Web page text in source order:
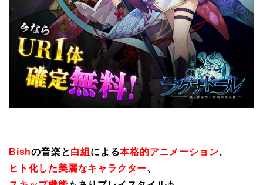
Bishの音楽と白組 による本格的アニメーション、
ヒト化した美麗なキャラクター、